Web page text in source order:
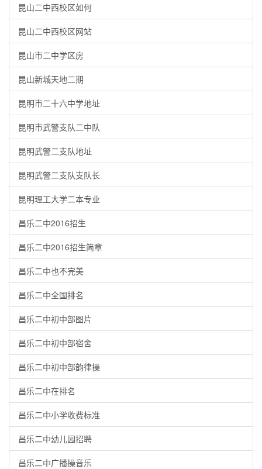
昆山二中西校区如何
昆山二中西校区网站
昆山市二中学区房
昆山新城天地二期
昆明市二十六中学地址
昆明市武警支队二中队
昆明武警二支队地址
昆明武警二支队支队长
昆明理工大学二本专业
昌乐二中2016招生
昌乐二中2016招生简章
昌乐二中也不完美
昌乐二中全国排名
昌乐二中初中部图片
昌乐二中初中部宿舍
昌乐二中初中部韵律操
昌乐二中在排名
昌乐二中小学收费标准
昌乐二中幼儿园招聘
昌乐二中广播操音乐